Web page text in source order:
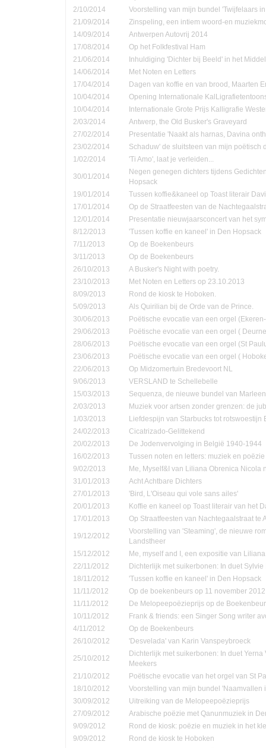
2/10/2014
Voorstelling van mijn bundel 'Twijfelaars
21/09/2014
Zinspeling, een intiem woord-en
14/09/2014
Antwerpen Autovrij 2014
17/08/2014
Op het Folkfestival Ham
21/06/2014
Inhuldiging 'Dichter bij Beeld' in het
14/06/2014
Met Noten en Letters
17/04/2014
Dagen van koffie en van brood, Maarten
10/04/2014
Opening Internationale
10/04/2014
Internationale Grote Prijs Kalligrafie
2/03/2014
Antwerp, the Old Busker's Graveyard
27/02/2014
Presentatie 'Naakt als harnas, Davina
23/02/2014
Schaduw' de sluitsteen van mijn poëtisch
1/02/2014
'Ti Amo', laat je verleiden...
30/01/2014
Negen genegen dichters tijdens
Hopsack
19/01/2014
Tussen koffie&kaneel op Toast literair
17/01/2014
Op de Straatfeesten van de
12/01/2014
Presentatie nieuwjaarsconcert van het
8/12/2013
'Tussen koffie en kaneel' in Den Hopsack
7/11/2013
Op de Boekenbeurs
3/11/2013
Op de Boekenbeurs
26/10/2013
A Busker's Night with poetry.
23/10/2013
Met Noten en Letters op 23.10.2013
8/09/2013
Rond de kiosk te Hoboken.
5/09/2013
Als Quirilian bij de Orde van de Prince.
30/06/2013
Poëtische evocatie van een orgel
29/06/2013
Poëtische evocatie van een orgel (
28/06/2013
Poëtische evocatie van een orgel (St
23/06/2013
Poëtische evocatie van een orgel (
22/06/2013
Op Midzomertuin Bredevoort NL
9/06/2013
VERSLAND te Schellebelle
15/03/2013
Sequenza, de nieuwe bundel van
2/03/2013
Muziek voor artsen zonder grenzen: de
1/03/2013
Liefdespijn van Starbucks tot rotswoestijn
24/02/2013
Cicatrizado-Gelittekend
20/02/2013
De Jodenvervolging in België 1940-1944
16/02/2013
Tussen noten en letters: muziek en
9/02/2013
Me, Myself&I van Liliana Obrenica Nicola
31/01/2013
Acht Achtbare Dichters
27/01/2013
'Bird, L'Oiseau qui vole sans ailes'
20/01/2013
Koffie en kaneel op Toast literair van het
17/01/2013
Op Straatfeesten van Nachtegaalstraat te
19/12/2012
Voorstelling van 'Steaming', de nieuwe
Landstheer
15/12/2012
Me, myself and I, een expositie van
22/11/2012
Dichterlijk met suikerbonen: In duet
18/11/2012
'Tussen koffie en kaneel' in Den Hopsack
11/11/2012
Op de boekenbeurs op 11 november 2012
11/11/2012
De Melopeepoëzieprijs op de
10/11/2012
Frank & friends: een Singer Song writer
4/11/2012
Op de Boekenbeurs
26/10/2012
'Desvelada' van Karin Vanspeybroeck
25/10/2012
Dichterlijk met suikerbonen: In duet
Meekers
21/10/2012
Poëtische evocatie van het orgel van St
18/10/2012
Voorstelling van mijn bundel 'Naamvallen
30/09/2012
Uitreiking van de Melopeepoëzieprijs
27/09/2012
Arabische poëzie met Qanunmuziek in
9/09/2012
Rond de kiosk: poëzie en muziek in het
9/09/2012
Rond de kiosk te Hoboken